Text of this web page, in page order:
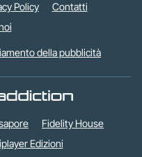
Policy
Contatti
della pubblicità
Fidelity House
Edizioni